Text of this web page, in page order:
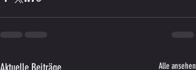
Alle ansehen